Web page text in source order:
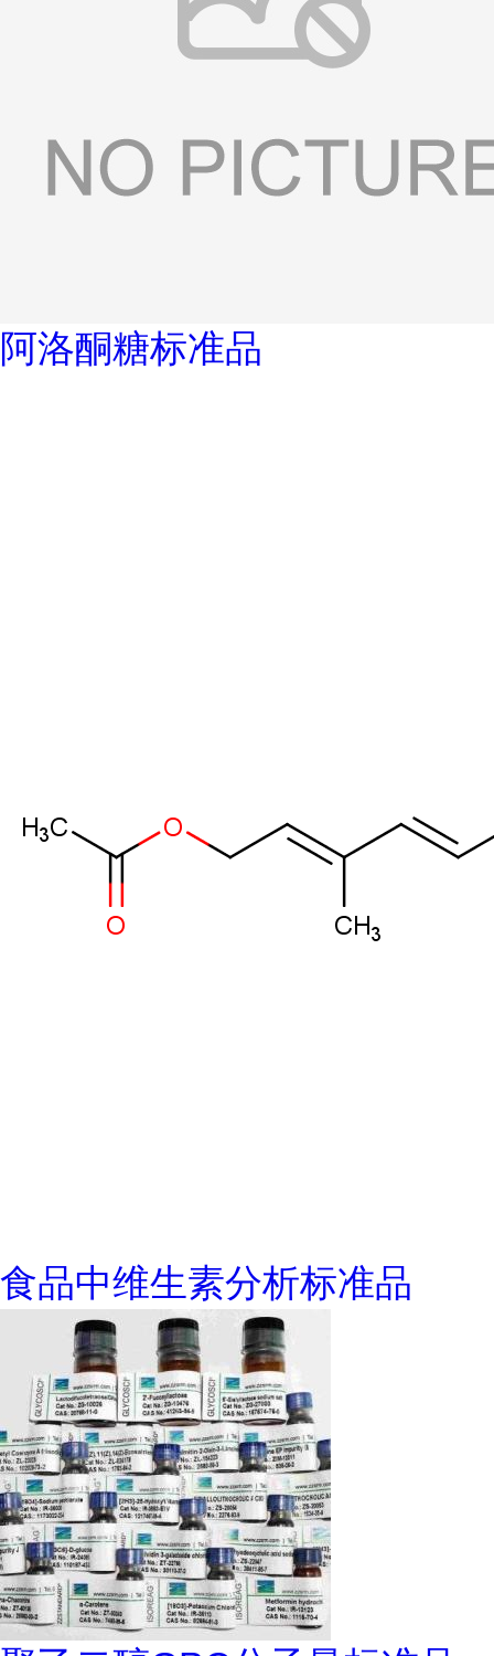
阿洛酮糖标准品
食品中维生素分析标准品